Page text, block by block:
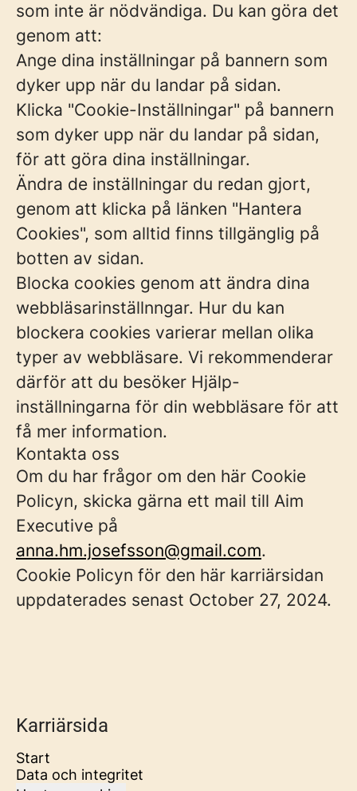
som inte är nödvändiga. Du kan göra det
genom att:
Ange dina inställningar på bannern som
dyker upp när du landar på sidan.
Klicka "Cookie-Inställningar" på bannern
som dyker upp när du landar på sidan,
för att göra dina inställningar.
Ändra de inställningar du redan gjort,
genom att klicka på länken "Hantera
Cookies", som alltid finns tillgänglig på
botten av sidan.
Blocka cookies genom att ändra dina
webbläsarinställnngar. Hur du kan
blockera cookies varierar mellan olika
typer av webbläsare. Vi rekommenderar
därför att du besöker Hjälp-
inställningarna för din webbläsare för att
få mer information.
Kontakta oss
Om du har frågor om den här Cookie
Policyn, skicka gärna ett mail till Aim
Executive på
anna.hm.josefsson@gmail.com.
Cookie Policyn för den här karriärsidan
uppdaterades senast October 27, 2024.
Karriärsida
Start
Data och integritet